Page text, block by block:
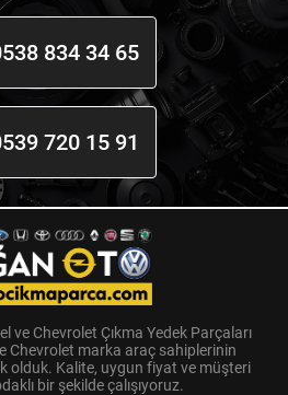
834 34 65
720 15 91
ve Chevrolet Çıkma Yedek Parçaları
Chevrolet marka araç sahiplerinin
olduk. Kalite, uygun fiyat ve müşteri
bir şekilde çalışıyoruz.